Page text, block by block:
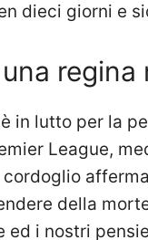
dieci giorni e
regina
in lutto per la
League,
della
ed i nostri